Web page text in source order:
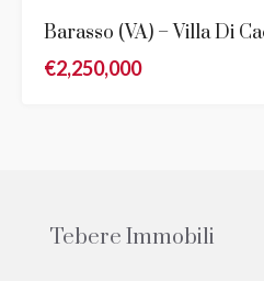
VENDITA
€2,250,000
Tebere Immobili